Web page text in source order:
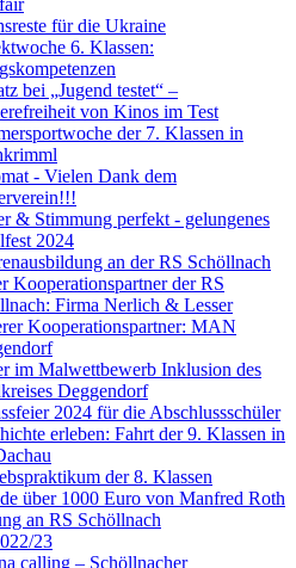
für die Ukraine
6. Klassen:
bei „Jugend testet“ –
von Kinos im Test
der 7. Klassen in
- Vielen Dank dem
& Stimmung perfekt - gelungenes
2024
an der RS Schöllnach
Kooperationspartner der RS
Firma Nerlich & Lesser
Kooperationspartner: MAN
im Malwettbewerb Inklusion des
Deggendorf
2024 für die Abschlussschüler
erleben: Fahrt der 9. Klassen in
der 8. Klassen
über 1000 Euro von Manfred Roth
an RS Schöllnach
23
calling – Schöllnacher